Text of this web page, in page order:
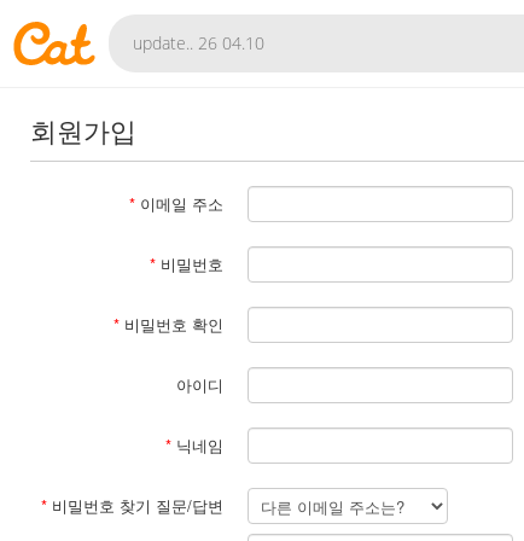
회원가입
* 이메일 주소
* 비밀번호
* 비밀번호 확인
아이디
* 닉네임
* 비밀번호 찾기 질문/답변